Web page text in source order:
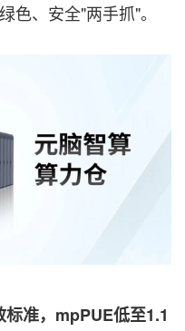
色、安全"两手抓"。
准， mpPUE低至1.1